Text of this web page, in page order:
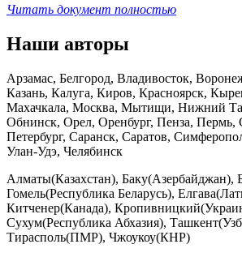
Читать документ полностью
Наши авторы
Арзамас, Белгород, Владивосток,
Казань, Калуга, Киров, Красноярск,
Махачкала, Москва, Мытищи, Нижний
Обнинск, Орел, Оренбург, Пенза, Пермь,
Петербург, Саранск, Саратов,
Улан-Удэ, Челябинск
Алматы(Казахстан),
Гомель(Республика Беларусь),
Китченер(Канада),
Сухум(Республика Абхазия),
Тирасполь(ПМР), Чжоукоу(КНР)